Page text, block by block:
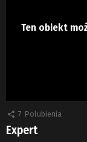
Ten obiekt
7 Polubienia
Expert